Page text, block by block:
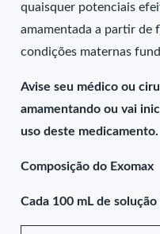
quaisquer potenciais
amamentada a partir de
condições maternas
Avise seu médico ou
amamentando ou vai
uso deste medicamento.
Composição do Exomax
Cada 100 mL de